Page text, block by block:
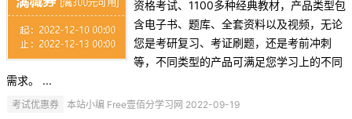
资格考试、1100多种经典教材，产品类型包
含电子书、题库、全套资料以及视频，无论
您是考研复习、考证刷题，还是考前冲刺
等，不同类型的产品可满足您学习上的不同
需求。 ...
考试优惠券 本站小编 Free壹佰分学习网 2022-09-19